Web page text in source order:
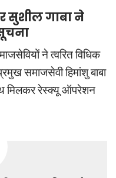
सुशील गाबा ने
ने त्वरित विधिक
समाजसेवी हिमांशु बाबा
मिलकर रेस्क्यू ऑपरेशन